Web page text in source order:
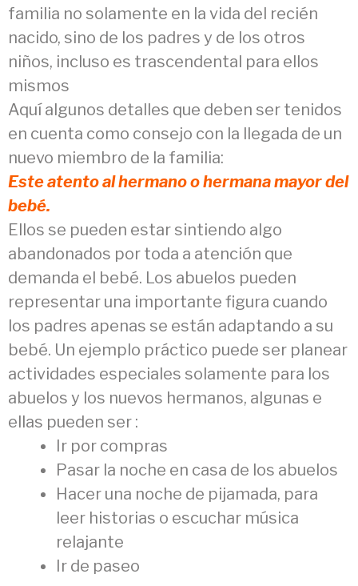
familia no solamente en la vida del recién
nacido, sino de los padres y de los otros
niños, incluso es trascendental para ellos
mismos
Aquí algunos detalles que deben ser tenidos
en cuenta como consejo con la llegada de un
nuevo miembro de la familia:
Este atento al hermano o hermana mayor del
bebé.
Ellos se pueden estar sintiendo algo
abandonados por toda a atención que
demanda el bebé. Los abuelos pueden
representar una importante figura cuando
los padres apenas se están adaptando a su
bebé. Un ejemplo práctico puede ser planear
actividades especiales solamente para los
abuelos y los nuevos hermanos, algunas e
ellas pueden ser :
Ir por compras
Pasar la noche en casa de los abuelos
Hacer una noche de pijamada, para
leer historias o escuchar música
relajante
Ir de paseo